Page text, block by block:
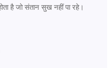
है जो संतान सुख नहीं पा रहे।